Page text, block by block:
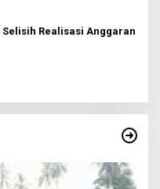
Realisasi Anggaran